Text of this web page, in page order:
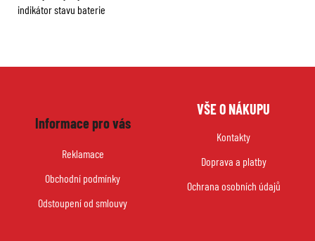
indikátor stavu baterie
Informace pro vás
Reklamace
Obchodní podmínky
Odstoupení od smlouvy
VŠE O NÁKUPU
Kontakty
Doprava a platby
Ochrana osobních údajů